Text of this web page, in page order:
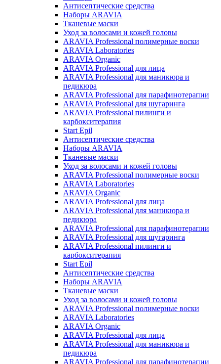
Антисептические средства
Наборы ARAVIA
Тканевые маски
Уход за волосами и кожей головы
ARAVIA Professional полимерные воски
ARAVIA Laboratories
ARAVIA Organic
ARAVIA Professional для лица
ARAVIA Professional для маникюра и
педикюра
ARAVIA Professional для парафинотерапии
ARAVIA Professional для шугаринга
ARAVIA Professional пилинги и
карбокситерапия
Start Epil
Антисептические средства
Наборы ARAVIA
Тканевые маски
Уход за волосами и кожей головы
ARAVIA Professional полимерные воски
ARAVIA Laboratories
ARAVIA Organic
ARAVIA Professional для лица
ARAVIA Professional для маникюра и
педикюра
ARAVIA Professional для парафинотерапии
ARAVIA Professional для шугаринга
ARAVIA Professional пилинги и
карбокситерапия
Start Epil
Антисептические средства
Наборы ARAVIA
Тканевые маски
Уход за волосами и кожей головы
ARAVIA Professional полимерные воски
ARAVIA Laboratories
ARAVIA Organic
ARAVIA Professional для лица
ARAVIA Professional для маникюра и
педикюра
ARAVIA Professional для парафинотерапии